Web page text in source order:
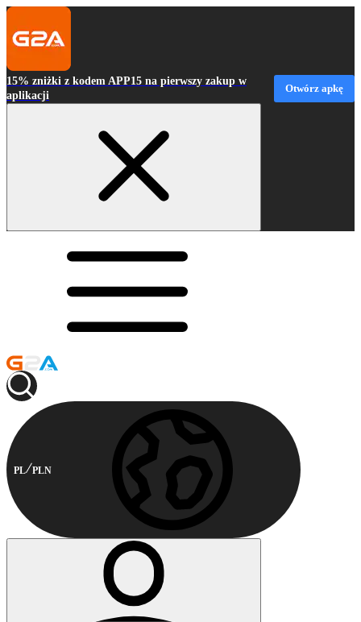
15% zniżki z kodem APP15 na pierwszy zakup w
aplikacji
Otwórz apkę
PL PLN